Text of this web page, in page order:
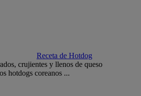
Receta de Hotdog
crujientes y llenos de queso
hotdogs coreanos ...